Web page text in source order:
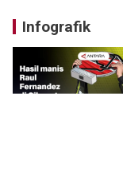
Infografik